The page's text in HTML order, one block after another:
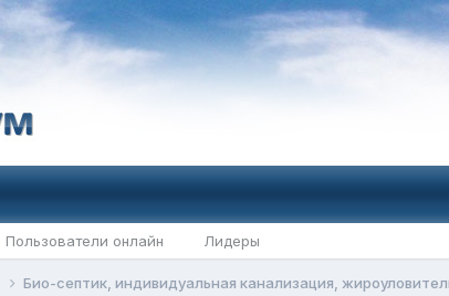
Пользователи онлайн Лидеры
Био-септик, индивидуальная канализация,